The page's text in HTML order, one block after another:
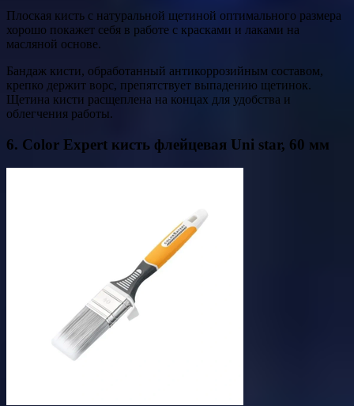
Плоская кисть с натуральной щетиной оптимального размера
хорошо покажет себя в работе с красками и лаками на
масляной основе.
Бандаж кисти, обработанный антикоррозийным составом,
крепко держит ворс, препятствует выпадению щетинок.
Щетина кисти расщеплена на концах для удобства и
облегчения работы.
6. Color Expert кисть флейцевая Uni star, 60 мм